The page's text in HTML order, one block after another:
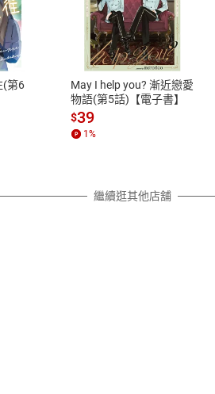
退換貨規範
本店是否提供消費者保護法七日猶
之權利，遽消費者保護法及通訊交
除權合理例外情事適用準則，依商
質各有不同規定。詳細退換貨說明
照各商品說明。
(第6
May I help you? 漸近戀愛
物語(第5話)【電子書】
$39
1 %
繼續逛其他店舖